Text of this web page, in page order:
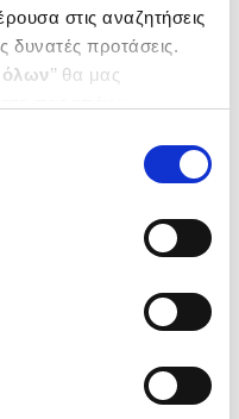
στις αναζητήσεις
δυνατές προτάσεις.
’’ θα μας
τα παρακάτω με την
σχετικά με